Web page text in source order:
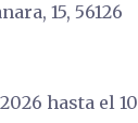
15, 56126
hasta el 10